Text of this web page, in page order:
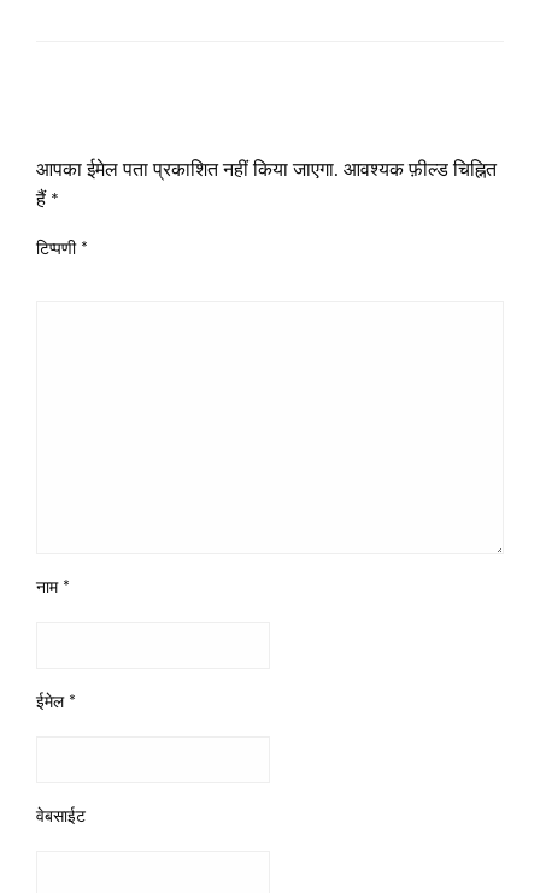
आपका ईमेल पता प्रकाशित नहीं किया जाएगा. आवश्यक फ़ील्ड चिह्नित
हैं *
टिप्पणी *
नाम *
ईमेल *
वेबसाईट